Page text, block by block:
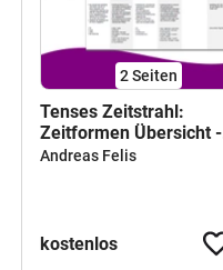
2Seiten
Tenses Zeitstrahl:
Zeitformen Übersicht -
Poster/Merkblatt
Andreas Felis
kostenlos